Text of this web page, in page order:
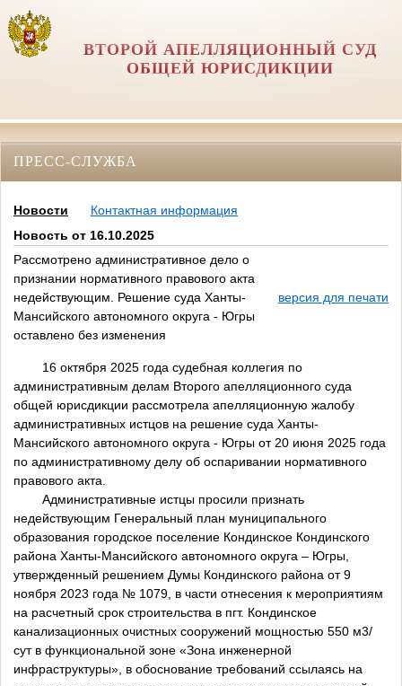
ВТОРОЙ АПЕЛЛЯЦИОННЫЙ СУД
ОБЩЕЙ ЮРИСДИКЦИИ
ПРЕСС-СЛУЖБА
Новости
Контактная информация
Новость от 16.10.2025
Рассмотрено административное дело о
признании нормативного правового акта
недействующим. Решение суда Ханты-
Мансийского автономного округа - Югры
оставлено без изменения
версия для печати
16 октября 2025 года судебная коллегия по
административным делам Второго апелляционного суда
общей юрисдикции рассмотрела апелляционную жалобу
административных истцов на решение суда Ханты-
Мансийского автономного округа - Югры от 20 июня 2025 года
по административному делу об оспаривании нормативного
правового акта.
Административные истцы просили признать
недействующим Генеральный план муниципального
образования городское поселение Кондинское Кондинского
района Ханты-Мансийского автономного округа – Югры,
утвержденный решением Думы Кондинского района от 9
ноября 2023 года № 1079, в части отнесения к мероприятиям
на расчетный срок строительства в пгт. Кондинское
канализационных очистных сооружений мощностью 550 м3/
сут в функциональной зоне «Зона инженерной
инфраструктуры», в обоснование требований ссылаясь на